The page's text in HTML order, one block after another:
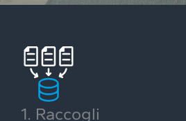
1. Raccogli